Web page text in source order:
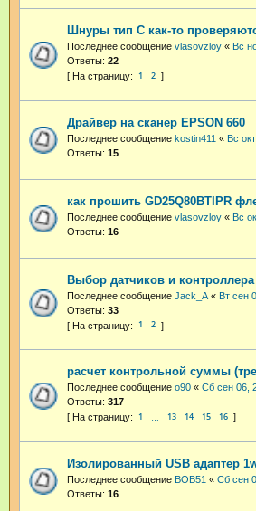
Шнуры тип С как-то
Последнее сообщение vlasovzloy « Вс
Ответы: 22
1 2
Драйвер на сканер EPSON 660
Последнее сообщение kostin411 « Вс
Ответы: 15
как прошить GD25Q80BTIPR
Последнее сообщение vlasovzloy « Вс
Ответы: 16
Выбор датчиков и
Последнее сообщение Jack_A « Вт сен
Ответы: 33
1 2
расчет контрольной суммы
Последнее сообщение o90 « Сб сен 06,
Ответы: 317
1 13 14 15 16
Изолированный USB адаптер
Последнее сообщение BOB51 « Сб сен
Ответы: 16